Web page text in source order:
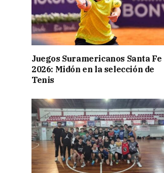
Juegos Suramericanos Santa Fe
2026: Midón en la selección de
Tenis